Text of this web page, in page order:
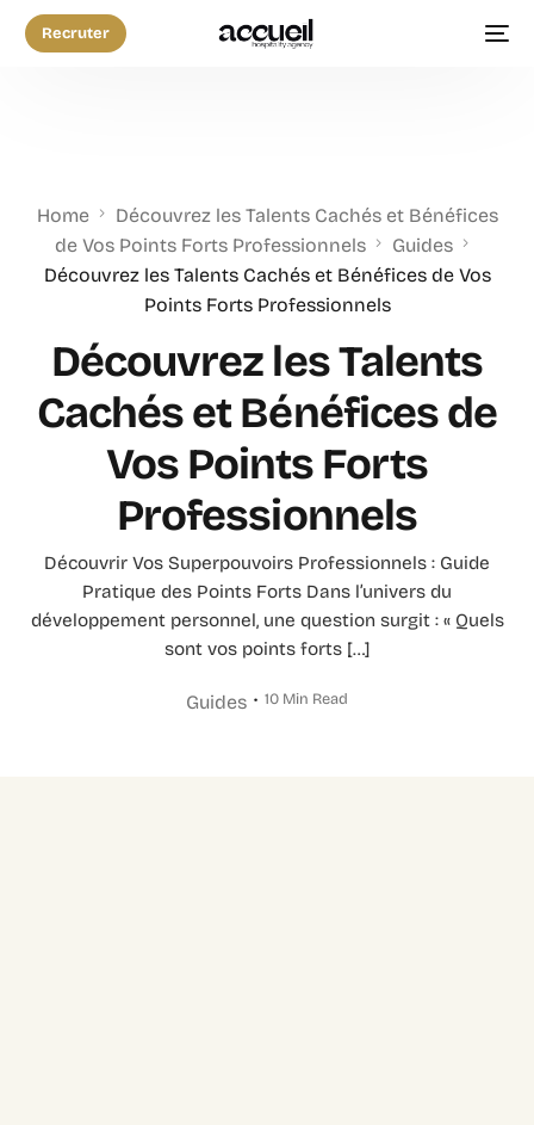
Recruter
Home
Découvrez les Talents Cachés et Bénéfices
de Vos Points Forts Professionnels
Guides
Découvrez les Talents Cachés et Bénéfices de Vos
Points Forts Professionnels
Découvrez les Talents
Cachés et Bénéfices de
Vos Points Forts
Professionnels
Découvrir Vos Superpouvoirs Professionnels : Guide
Pratique des Points Forts Dans l’univers du
développement personnel, une question surgit : « Quels
sont vos points forts […]
Guides 10 Min Read